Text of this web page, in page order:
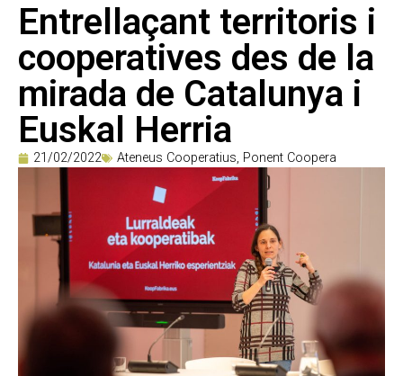
Entrellaçant territoris i
cooperatives des de la
mirada de Catalunya i
Euskal Herria
21/02/2022 Ateneus Cooperatius, Ponent Coopera